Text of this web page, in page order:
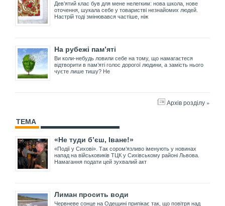
Дев’ятий клас був для мене нелегким: нова школа, нове
оточення, шукала себе у товаристві незнайомих людей.
Настрій тоді змінювався частіше, ніж
На рубежі пам’яті
Ви коли-небудь ловили себе на тому, що намагаєтеся
відтворити в пам’яті голос дорогої людини, а замість нього
чуєте лише тишу? Не
Архів розділу »
ТЕМА
«Не туди б’єш, Іване!»
«Події у Сихові». Так сором’язливо іменують у новинах
напад на військовиків ТЦК у Сихівському районі Львова.
Намагання подати цей зухвалий акт
Лиман просить води
Червневе сонце на Одещині припікає так, що повітря над